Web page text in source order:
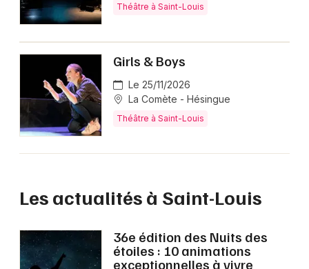
Théâtre à Saint-Louis
Girls & Boys
Le 25/11/2026
La Comète - Hésingue
Théâtre à Saint-Louis
Les actualités à Saint-Louis
36e édition des Nuits des
étoiles : 10 animations
exceptionnelles à vivre